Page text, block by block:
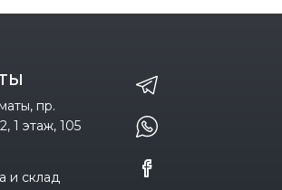
пр.
1 этаж, 105
и склад